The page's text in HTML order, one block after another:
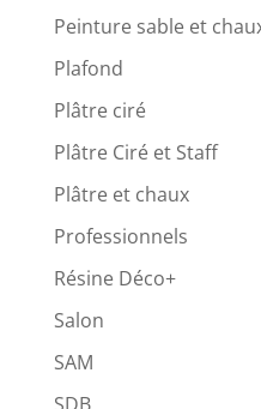
Peinture sable et
Plafond
Plâtre ciré
Plâtre Ciré et Staff
Plâtre et chaux
Professionnels
Résine Déco+
Salon
SAM